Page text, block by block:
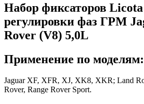
Набор фиксаторов
регулировки фаз ГРМ
Rover (V8) 5,0L
Применение по моделям:
Jaguar XF, XFR, XJ, XK8, XKR; Land
Rover, Range Rover Sport.